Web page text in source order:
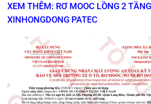
XEM THÊM: RƠ MOOC LỒNG 2
XINHONGDONG PATEC